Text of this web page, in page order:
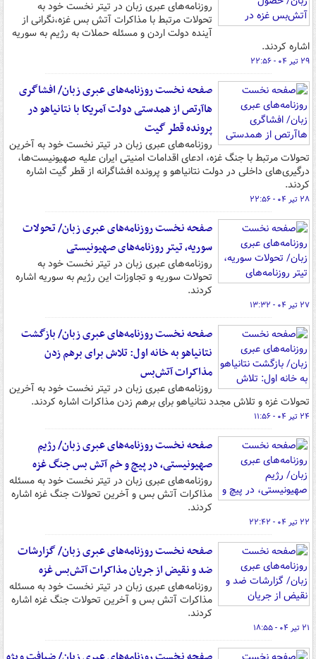
روزنامه‌های عبری زبان در تیتر نخست خود به
تحولات مرتبط با مذاکرات آتش بس غزه،نگرانی از
آینده دولت اردن و مسئله حملات به رژیم به سوریه
اشاره کردند.
۲۹ تیر ۰۴ - ۲۲:۵۶
صفحه نخست روزنامه‌های عبری زبان/ افشاگری
هاآرتص از همدستی دولت آمریکا با نتانیاهو در
پرونده قطر گیت
روزنامه‌های عبری زبان در تیتر نخست خود به آخرین
تحولات مرتبط با جنگ غزه، ادعای اقدامات امنیتی ایران علیه صهیونیست‌ها،
درگیری‌های داخلی در دولت نتانیاهو و پرونده افشاگرانه از قطر گیت اشاره
کردند.
۲۸ تیر ۰۴ - ۲۲:۵۶
صفحه نخست روزنامه‌های عبری زبان/ تحولات
سوریه، تیتر روزنامه‌های صهیونیستی
روزنامه‌های عبری زبان در تیتر نخست خود به
تحولات سوریه و تجاوزات این رژیم به سوریه اشاره
کردند.
۲۷ تیر ۰۴ - ۱۳:۳۲
صفحه نخست روزنامه‌های عبری زبان/ بازگشت
نتانیاهو به خانه اول: تلاش برای برهم زدن
مذاکرات آتش‌بس
روزنامه‌های عبری زبان در تیتر نخست خود به آخرین
تحولات غزه و تلاش مجدد نتانیاهو برای برهم زدن مذاکرات اشاره کردند.
۲۴ تیر ۰۴ - ۱۱:۵۶
صفحه نخست روزنامه‌های عبری زبان/ رژیم
صهیونیستی، در پیچ و خم آتش بس جنگ غزه
روزنامه‌های عبری زبان در تیتر نخست خود به مسئله
مذاکرات آتش بس و آخرین تحولات جنگ غزه اشاره
کردند.
۲۲ تیر ۰۴ - ۲۲:۴۲
صفحه نخست روزنامه‌های عبری زبان/ گزارشات
ضد و نقیض از جریان مذاکرات آتش‌بس غزه
روزنامه‌های عبری زبان در تیتر نخست خود به مسئله
مذاکرات آتش بس و آخرین تحولات جنگ غزه اشاره
کردند.
۲۱ تیر ۰۴ - ۱۸:۵۵